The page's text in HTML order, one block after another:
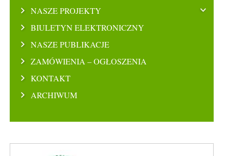
NASZE PROJEKTY
BIULETYN ELEKTRONICZNY
NASZE PUBLIKACJE
ZAMÓWIENIA – OGŁOSZENIA
KONTAKT
ARCHIWUM